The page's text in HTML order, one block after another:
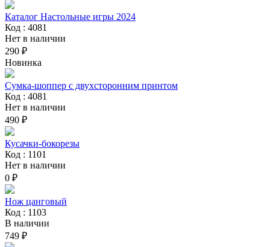
Каталог Настольные игры 2024
Код : 4081
Нет в наличии
290 ₽
Новинка
Сумка-шоппер с двухсторонним принтом
Код : 4081
Нет в наличии
490 ₽
Кусачки-бокорезы
Код : 1101
Нет в наличии
0 ₽
Нож цанговый
Код : 1103
В наличии
749 ₽